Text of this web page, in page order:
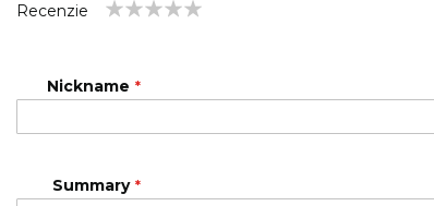
Recenzie
Nickname
Summary